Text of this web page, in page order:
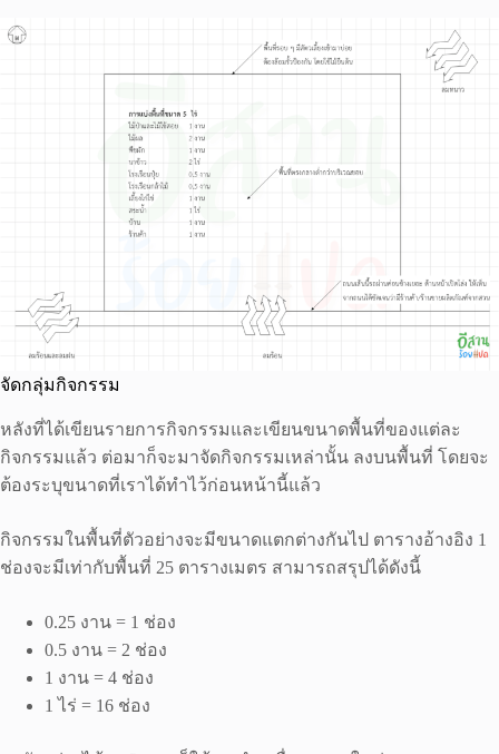
จัดกลุ่มกิจกรรม
หลังที่ได้เขียนรายการกิจกรรมและเขียนขนาดพื้นที่ของแต่ละ
กิจกรรมแล้ว ต่อมาก็จะมาจัดกิจกรรมเหล่านั้น ลงบนพื้นที่ โดยจะ
ต้องระบุขนาดที่เราได้ทำไว้ก่อนหน้านี้แล้ว
กิจกรรมในพื้นที่ตัวอย่างจะมีขนาดแตกต่างกันไป ตารางอ้างอิง 1
ช่องจะมีเท่ากับพื้นที่ 25 ตารางเมตร สามารถสรุปได้ดังนี้
0.25 งาน = 1 ช่อง
0.5 งาน = 2 ช่อง
1 งาน = 4 ช่อง
1 ไร่ = 16 ช่อง